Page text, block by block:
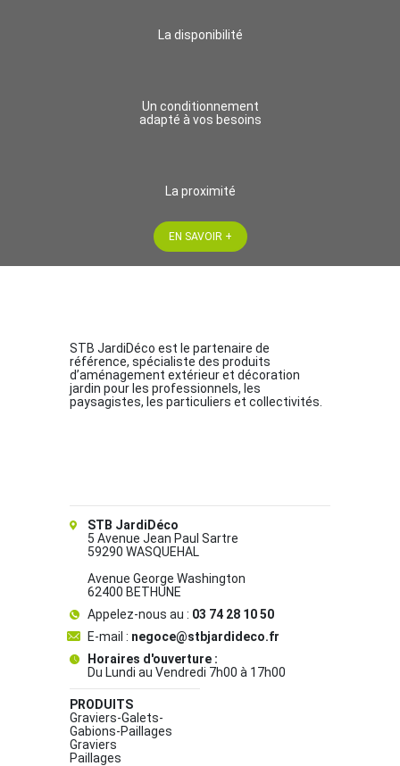
La disponibilité
Un conditionnement
adapté à vos besoins
La proximité
EN SAVOIR +
STB JardiDéco est le partenaire de
référence, spécialiste des produits
d’aménagement extérieur et décoration
jardin pour les professionnels, les
paysagistes, les particuliers et collectivités.
STB JardiDéco
5 Avenue Jean Paul Sartre
59290 WASQUEHAL
Avenue George Washington
62400 BETHUNE
Appelez-nous au : 03 74 28 10 50
E-mail : negoce@stbjardideco.fr
Horaires d'ouverture :
Du Lundi au Vendredi 7h00 à 17h00
PRODUITS
Graviers-Galets-
Gabions-Paillages
Graviers
Paillages